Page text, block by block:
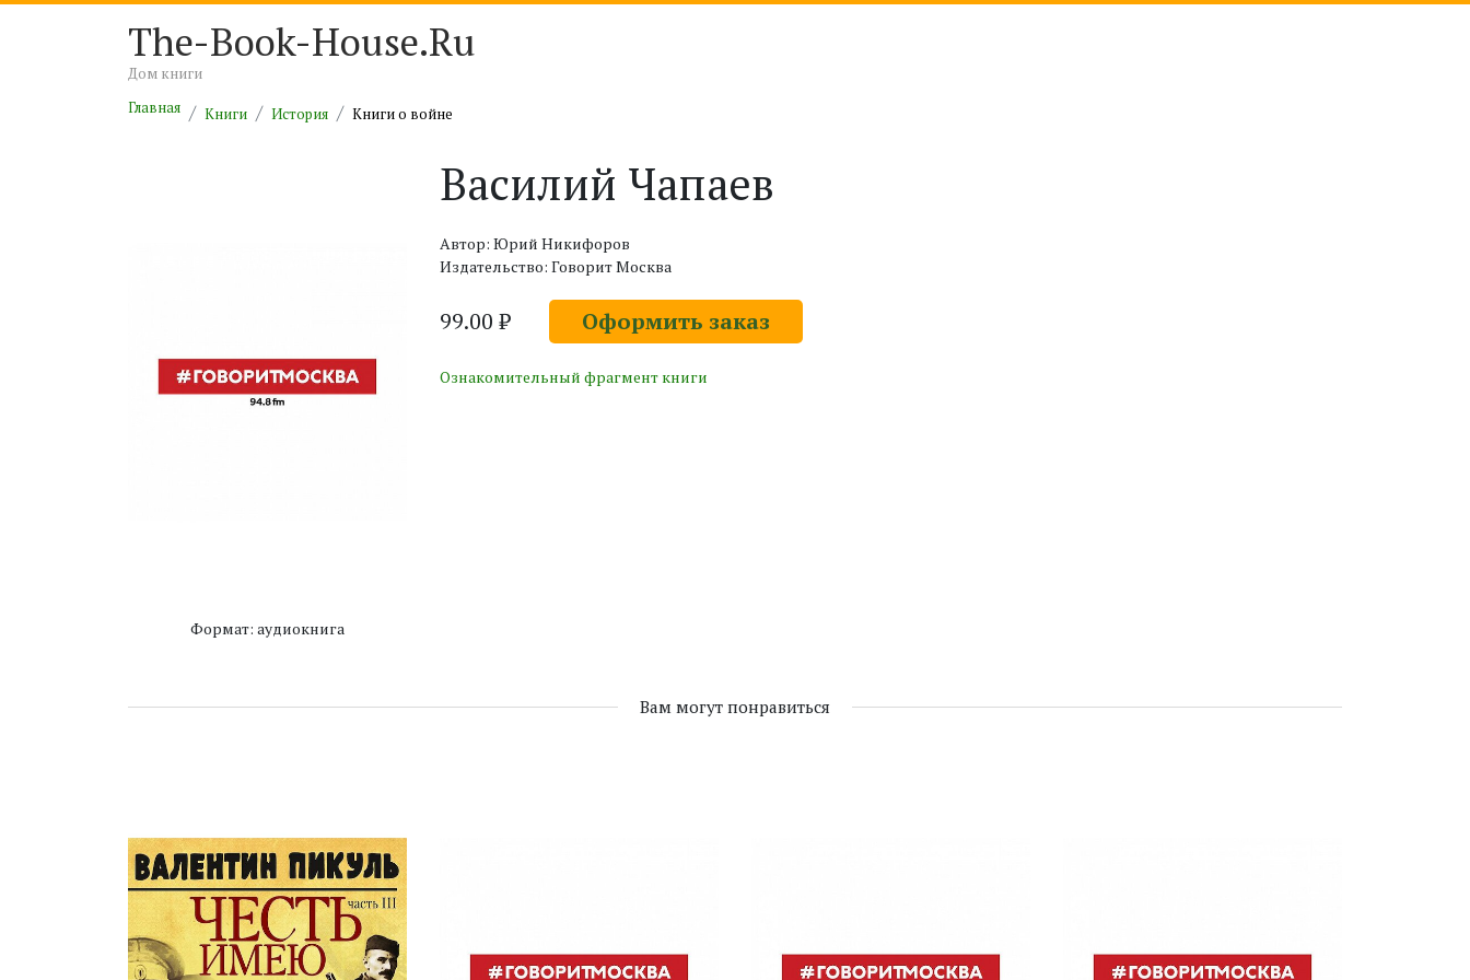
The-Book-House.Ru
Дом книги
Главная
Книги История Книги о войне
Формат: аудиокнига
Василий Чапаев
Автор: Юрий Никифоров
Издательство: Говорит Москва
99.00 ₽ Оформить заказ
Ознакомительный фрагмент книги
Вам могут понравиться